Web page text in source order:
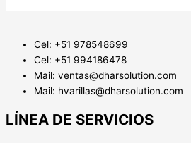
Cel: +51 978548699
Cel: +51 994186478
Mail: ventas@dharsolution.com
Mail: hvarillas@dharsolution.com
LÍNEA DE SERVICIOS